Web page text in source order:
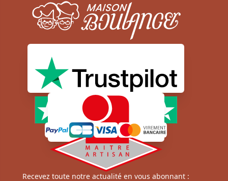
Moyens de paiement sécurisé
Newsletter
Recevez toute notre actualité en vous abonnant :